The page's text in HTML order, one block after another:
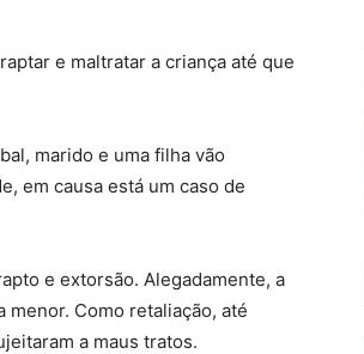
e maltratar a criança até que
marido e uma filha vão
em causa está um caso de
e extorsão. Alegadamente, a
menor. Como retaliação, até
a maus tratos.